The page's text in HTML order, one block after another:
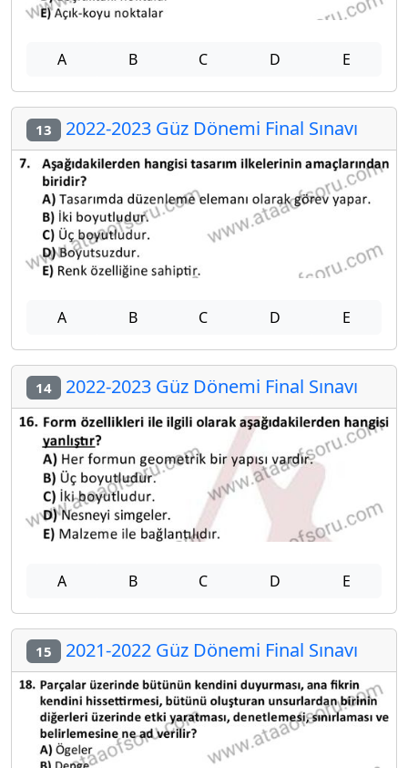
A B C D E
13 2022-2023 Güz Dönemi Final Sınavı
A B C D E
14 2022-2023 Güz Dönemi Final Sınavı
A B C D E
15 2021-2022 Güz Dönemi Final Sınavı